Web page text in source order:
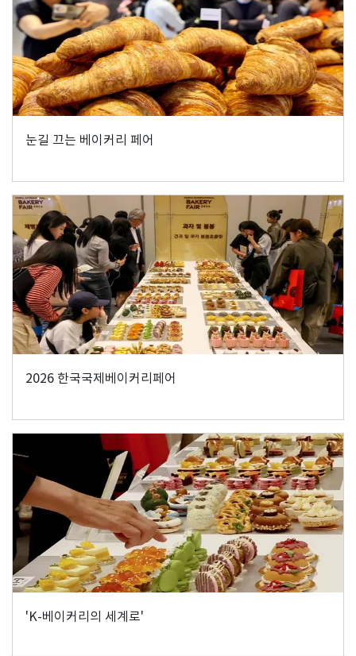
눈길 끄는 베이커리 페어
2026 한국국제베이커리페어
'K-베이커리의 세계로'